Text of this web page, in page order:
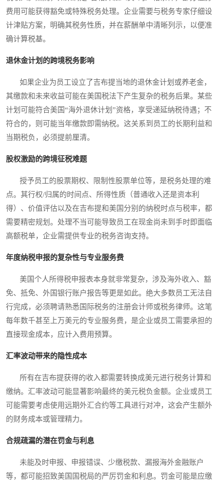
费用可能获得豁免或特殊税务处理。企业需要与税务专家仔细设
计津贴方案，明确其税务性质，并在薪酬单中清晰列示，以便准
确计算税基。
退休金计划的跨境税务影响
如果企业为员工设立了吉布提当地的退休金计划或养老金，
其缴款和未来收益可能在美国税法下产生复杂的税务后果。某些
计划可能符合美国“海外退休计划”资格，享受递延纳税待遇；不
符合的，则可能当年缴款即需纳税。这关系到员工的长期利益和
当期税负，必须提前厘清。
股权激励的跨境征税难题
授予员工的股票期权、限制性股票单位等，是税务处理的难
点。其行权/归属的时间点、所得性质（普通收入还是资本利
得）、价值评估以及在吉布提和美国分别的纳税时点与税率，都
需要精密规划。处理不当可能导致员工在现金尚未到手时即面临
高额税单，企业需提供专业的税务咨询支持。
年度纳税申报的复杂性与专业服务费
美国个人所得税申报表本身就非常复杂，涉及海外收入、豁
免、抵免、外国银行账户报告等更是如此。绝大多数员工无法自
行完成，必须聘请熟悉国际税务的注册会计师或税务律师。这笔
每年数千甚至上万美元的专业服务费，是企业或员工需要承担的
直接现金成本，应计入费用预算。
汇率波动带来的隐性成本
所有在吉布提获得的收入都需要转换成美元进行税务计算和
缴纳。汇率波动可能显著影响最终的美元税负金额。企业或员工
可能需要考虑使用远期外汇合约等工具进行对冲，这会产生额外
的财务成本或管理精力。
合规疏漏的潜在罚金与利息
未能及时申报、申报错误、少缴税款、漏报海外金融账户
等，都可能招致美国国税局的严厉罚金和利息。罚金可能是应缴